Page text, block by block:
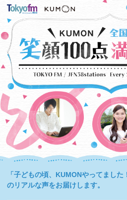
「子どもの頃、KUMONやってまし
のリアルな声をお届けします。